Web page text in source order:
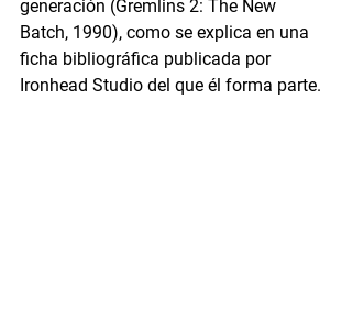
generación (Gremlins 2: The New
Batch, 1990), como se explica en una
ficha bibliográfica publicada por
Ironhead Studio del que él forma parte.